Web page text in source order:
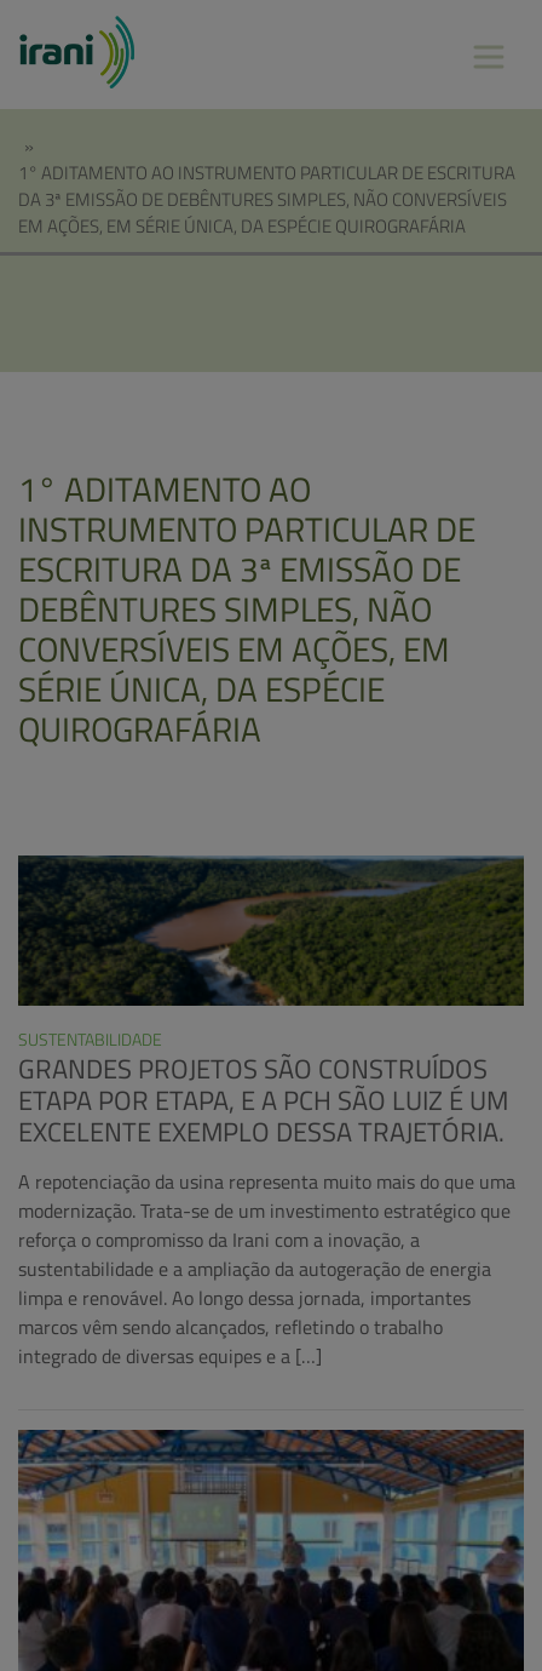
»
1° ADITAMENTO AO INSTRUMENTO PARTICULAR DE ESCRITURA
DA 3ª EMISSÃO DE DEBÊNTURES SIMPLES, NÃO CONVERSÍVEIS
EM AÇÕES, EM SÉRIE ÚNICA, DA ESPÉCIE QUIROGRAFÁRIA
1° ADITAMENTO AO
INSTRUMENTO PARTICULAR DE
ESCRITURA DA 3ª EMISSÃO DE
DEBÊNTURES SIMPLES, NÃO
CONVERSÍVEIS EM AÇÕES, EM
SÉRIE ÚNICA, DA ESPÉCIE
QUIROGRAFÁRIA
SUSTENTABILIDADE
GRANDES PROJETOS SÃO CONSTRUÍDOS
ETAPA POR ETAPA, E A PCH SÃO LUIZ É UM
EXCELENTE EXEMPLO DESSA TRAJETÓRIA.
A repotenciação da usina representa muito mais do que uma
modernização. Trata-se de um investimento estratégico que
reforça o compromisso da Irani com a inovação, a
sustentabilidade e a ampliação da autogeração de energia
limpa e renovável. Ao longo dessa jornada, importantes
marcos vêm sendo alcançados, refletindo o trabalho
integrado de diversas equipes e a […]